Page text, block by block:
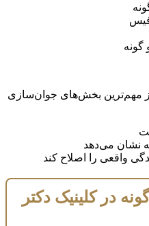
گونه
یکی از مهم‌ترین بخش‌های جوان‌سازی
نشان می‌دهد
واقعی را اصلاح کند
در کلینیک دکتر